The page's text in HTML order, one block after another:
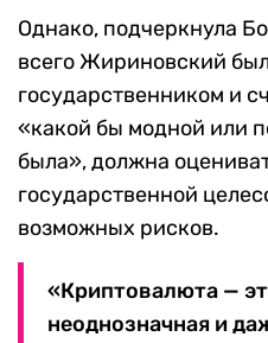
Однако, подчеркнула
всего Жириновский
государственником и
«какой бы модной или
была», должна
государственной
возможных рисков.
«Криптовалюта —
неоднозначная и